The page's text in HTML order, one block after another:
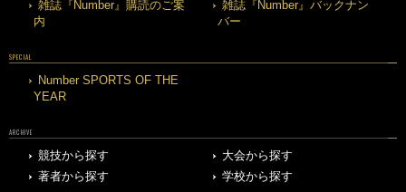
雑誌『Number』購読のご案
内
雑誌『Number』バックナン
バー
SPECIAL
Number SPORTS OF THE
YEAR
ARCHIVE
競技から探す
大会から探す
著者から探す
学校から探す